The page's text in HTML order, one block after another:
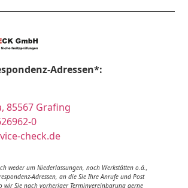
Adressen*:
85567 Grafing
0
check.de
weder um Niederlassungen, noch Werkstätten o.ä.,
Adressen, an die Sie Ihre Anrufe und Post
wir Sie nach vorheriger Terminvereinbarung gerne